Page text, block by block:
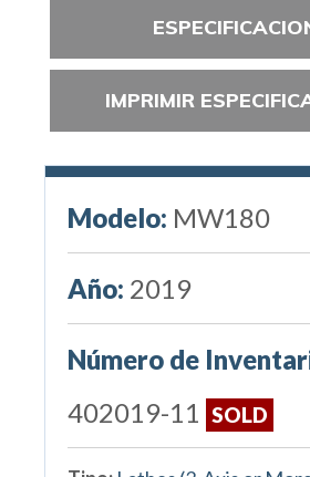
IMPRIMIR
Modelo: MW180
Año: 2019
Número de
402019-11 SOLD